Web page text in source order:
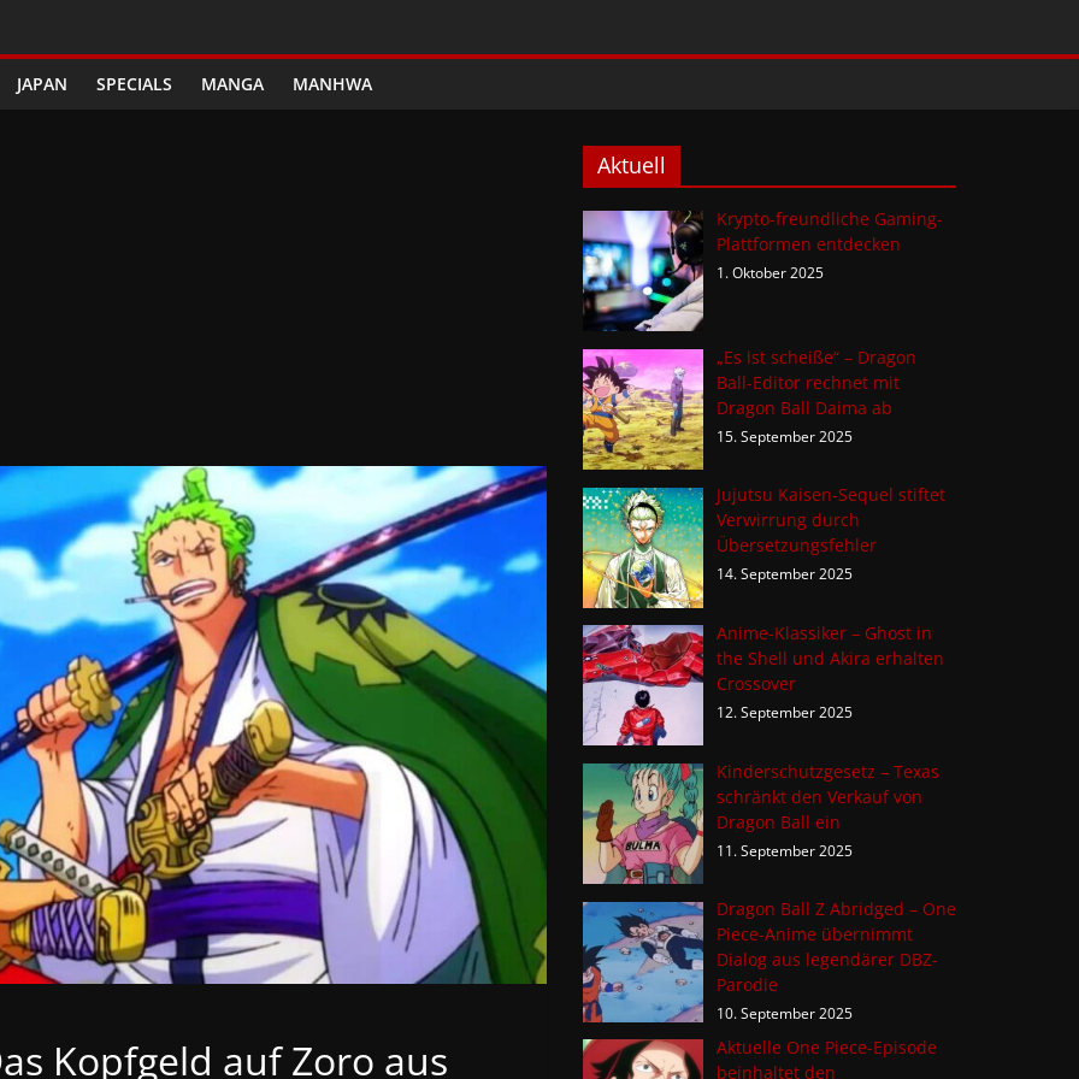
JAPAN SPECIALS MANGA MANHWA
Kopfgeld auf Zoro aus
Aktuell
Krypto-freundliche Gaming-
Plattformen entdecken
1. Oktober 2025
„Es ist scheiße“ – Dragon
Ball-Editor rechnet mit
Dragon Ball Daima ab
15. September 2025
Jujutsu Kaisen-Sequel stiftet
Verwirrung durch
Übersetzungsfehler
14. September 2025
Anime-Klassiker – Ghost in
the Shell und Akira erhalten
Crossover
12. September 2025
Kinderschutzgesetz – Texas
schränkt den Verkauf von
Dragon Ball ein
11. September 2025
Dragon Ball Z Abridged – One
Piece-Anime übernimmt
Dialog aus legendärer DBZ-
Parodie
10. September 2025
Aktuelle One Piece-Episode
beinhaltet den